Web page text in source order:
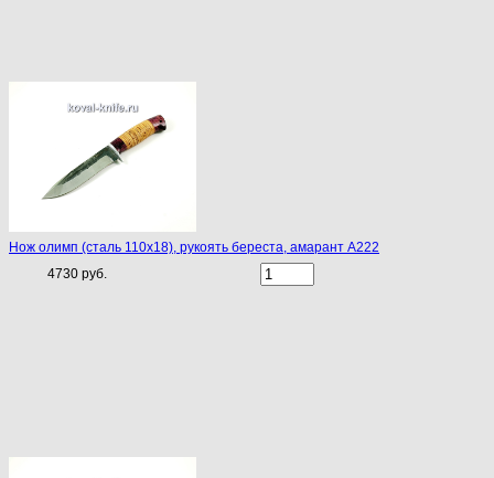
Нож олимп (сталь 110х18), рукоять береста, амарант A222
4730 руб.